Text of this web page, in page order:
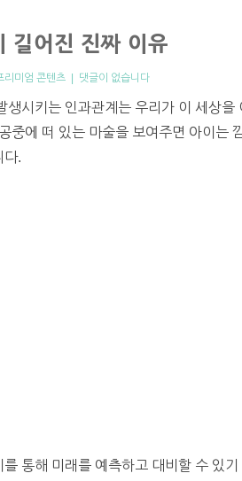
길어진 진짜 이유
리미엄 콘텐츠 | 댓글이 없습니다
생시키는 인과관계는 우리가 이 세상
중에 떠 있는 마술을 보여주면 아이는
다.
통해 미래를 예측하고 대비할 수 있